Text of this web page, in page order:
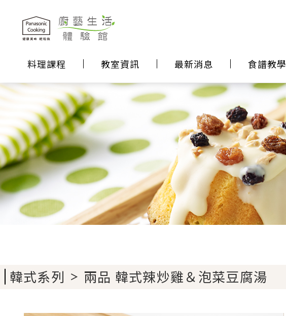
料理課程 教室資訊 最新消息 食譜教學
韓式系列 ＞ 兩品 韓式辣炒雞＆泡菜豆腐湯